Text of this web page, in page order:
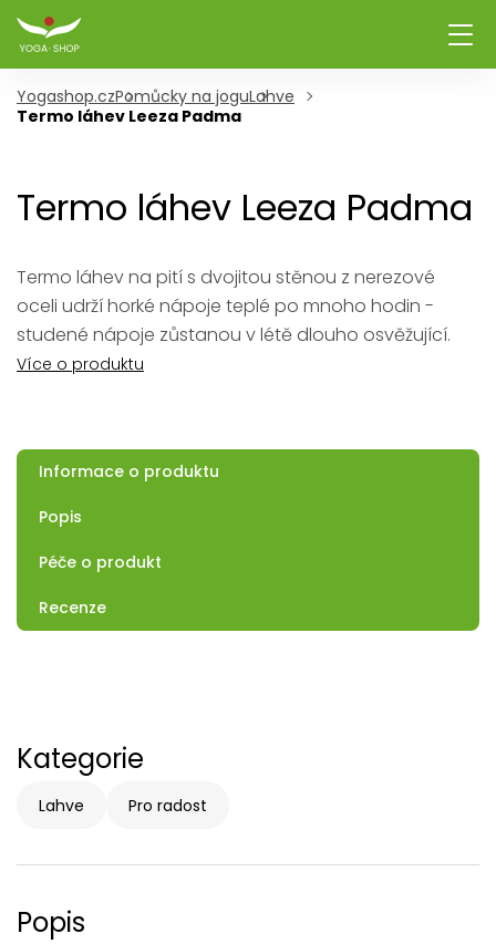
Yogashop.czPomůcky na joguLahve
Termo láhev Leeza Padma
Termo láhev Leeza Padma
Termo láhev na pití s dvojitou stěnou z nerezové
oceli udrží horké nápoje teplé po mnoho hodin -
studené nápoje zůstanou v létě dlouho osvěžující.
Více o produktu
Informace o produktu
Popis
Péče o produkt
Recenze
Kategorie
Lahve Pro radost
Popis